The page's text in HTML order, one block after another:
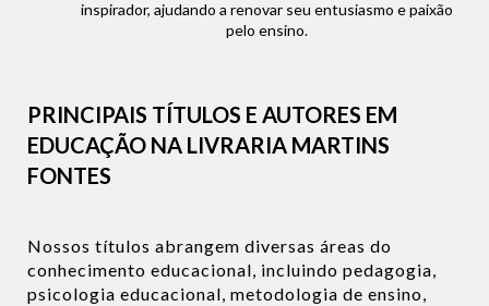
inspirador, ajudando a renovar seu entusiasmo e paixão
pelo ensino.
PRINCIPAIS TÍTULOS E AUTORES EM
EDUCAÇÃO NA LIVRARIA MARTINS
FONTES
Nossos títulos abrangem diversas áreas do
conhecimento educacional, incluindo pedagogia,
psicologia educacional, metodologia de ensino,